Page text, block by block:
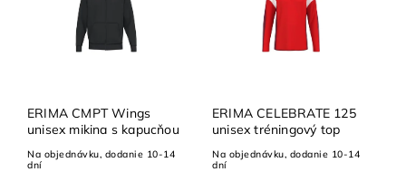
ERIMA CMPT Wings
unisex mikina s kapucňou
Na objednávku, dodanie 10-14
dní
ERIMA CELEBRATE 125
unisex tréningový top
Na objednávku, dodanie 10-14
dní